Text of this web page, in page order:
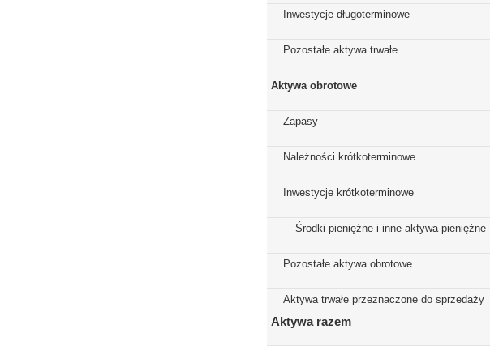
Inwestycje długoterminowe
Pozostałe aktywa trwałe
Aktywa obrotowe
Zapasy
Należności krótkoterminowe
Inwestycje krótkoterminowe
Środki pieniężne i inne aktywa pieniężne
Pozostałe aktywa obrotowe
Aktywa trwałe przeznaczone do sprzedaży
Aktywa razem